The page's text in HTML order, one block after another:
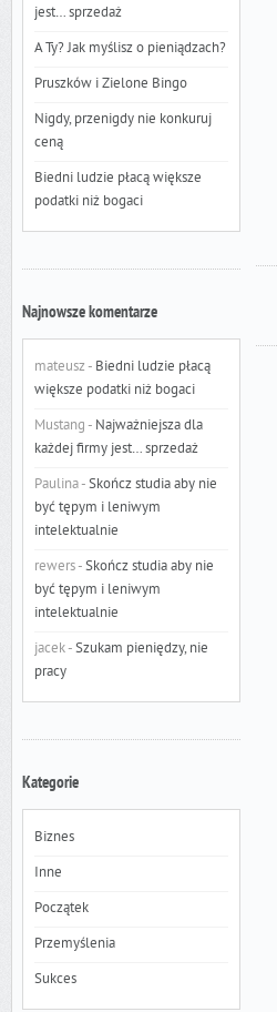
jest… sprzedaż
A Ty? Jak myślisz o pieniądzach?
Pruszków i Zielone Bingo
Nigdy, przenigdy nie konkuruj
ceną
Biedni ludzie płacą większe
podatki niż bogaci
Najnowsze komentarze
mateusz- Biedni ludzie płacą
większe podatki niż bogaci
Mustang- Najważniejsza dla
każdej firmy jest… sprzedaż
Paulina-Skończ studia aby nie
być tępym i leniwym
intelektualnie
rewers-Skończ studia aby nie
być tępym i leniwym
intelektualnie
jacek-Szukam pieniędzy, nie
pracy
Kategorie
Biznes
Inne
Początek
Przemyślenia
Sukces